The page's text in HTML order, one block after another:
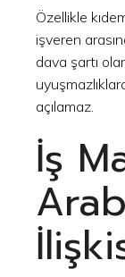
Özellikle
işveren
dava şartı
açılamaz.
İş